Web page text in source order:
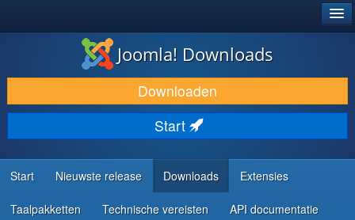
DOWNLOAD & BREID UIT
ONTDEK & LEER
COMMUNITY & ONDERSTEUNING
ONTWIKKELAARSBRONNEN
Joomla! Downloads
Downloaden
Start
Start Nieuwste release Downloads Extensies
Taalpakketten Technische vereisten API documentatie